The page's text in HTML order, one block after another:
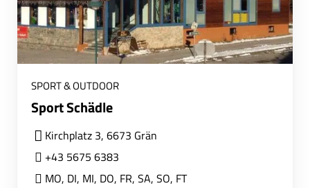
SPORT & OUTDOOR
Sport Schädle
Kirchplatz 3, 6673 Grän
+43 5675 6383
MO, DI, MI, DO, FR, SA, SO, FT